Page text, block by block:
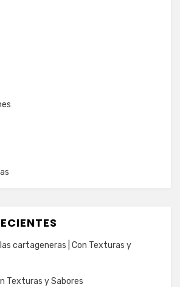
cartageneras | Con Texturas y
Texturas y Sabores